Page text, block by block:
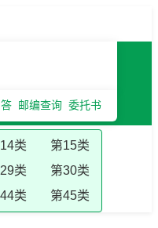
邮编查询 委托书
类
第15类
类
第30类
类 第45类